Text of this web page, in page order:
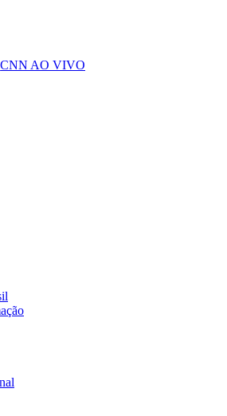
CNN AO VIVO